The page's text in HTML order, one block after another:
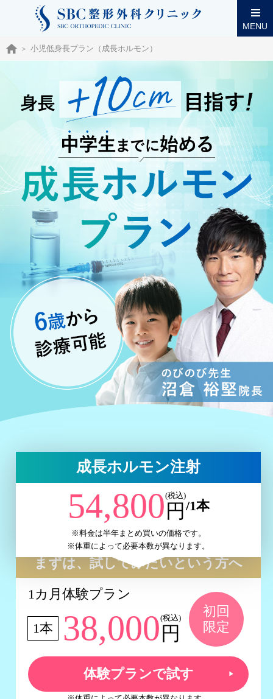
MENU
小児低身長プラン（成長ホルモン）
成長ホルモン注射
54,800円
(税込)
/1本
※料金は半年まとめ買いの価格です。
※体重によって必要本数が異なります。
まずは、試してみたいという方へ
1カ月体験プラン
1本 38,000 円
(税込)
初回
限定
体験プランで試す